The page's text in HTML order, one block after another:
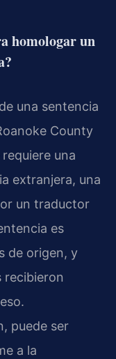
homologar un
una sentencia
County
una
extranjera, una
un traductor
es
de origen, y
recibieron
puede ser
a la